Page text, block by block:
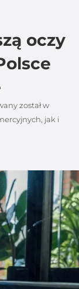
oczy
został w
jak i